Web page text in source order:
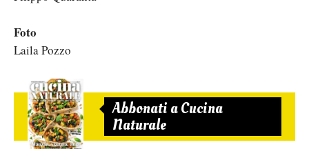
Foto
Laila Pozzo
Abbonati a Cucina
Naturale